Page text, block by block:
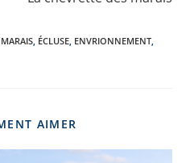
, ÉCLUSE, ENVRIONNEMENT,
AIMER